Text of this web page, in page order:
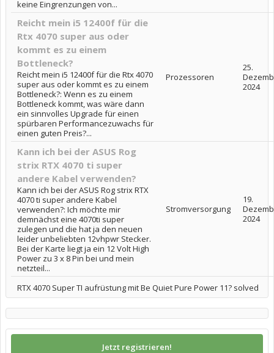
keine Eingrenzungen von...
Reicht mein i5 12400f für die
Rtx 4070 super aus oder
kommt es zu einem
Bottleneck?
Reicht mein i5 12400f für die Rtx 4070
super aus oder kommt es zu einem
Bottleneck?: Wenn es zu einem
Bottleneck kommt, was wäre dann
ein sinnvolles Upgrade für einen
spürbaren Performancezuwachs für
einen guten Preis?...
Prozessoren
25.
2024
Kann ich bei der ASUS Rog
strix RTX 4070 ti super
andere Kabel verwenden?
Kann ich bei der ASUS Rog strix RTX
4070 ti super andere Kabel
verwenden?: Ich möchte mir
demnächst eine 4070ti super
zulegen und die hat ja den neuen
leider unbeliebten 12vhpwr Stecker.
Bei der Karte liegt ja ein 12 Volt High
Power zu 3 x 8 Pin bei und mein
netzteil...
Stromversorgung
19.
2024
RTX 4070 Super TI aufrüstung mit Be Quiet Pure Power 11? solved
Jetzt registrieren!